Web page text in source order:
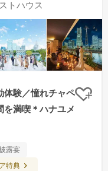
トハウス
体験／憧れチャペ
を満喫＊ハナユメ
クリ
露宴
特典